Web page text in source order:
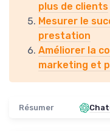
plus de clients
Mesurer le
prestation
Améliorer la
marketing et
Résumer